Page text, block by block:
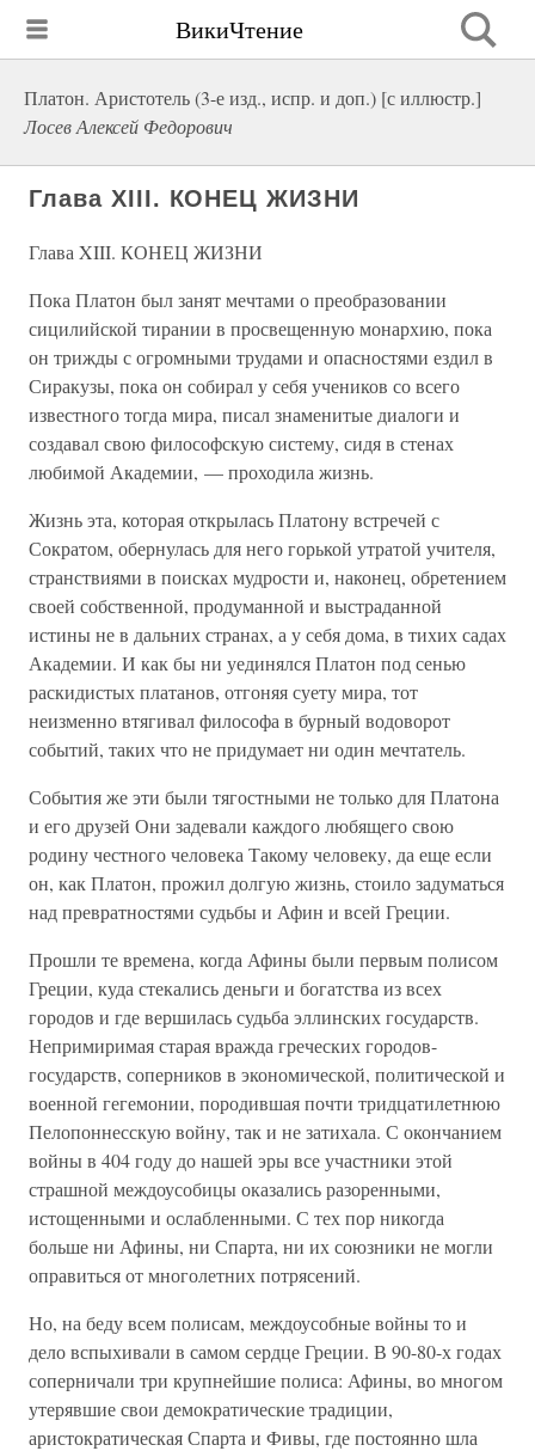
ВикиЧтение
Платон. Аристотель (3-е изд., испр. и доп.) [с иллюстр.]
Лосев Алексей Федорович
Глава XIII. КОНЕЦ ЖИЗНИ
Глава XIII. КОНЕЦ ЖИЗНИ
Пока Платон был занят мечтами о преобразовании
сицилийской тирании в просвещенную монархию, пока
он трижды с огромными трудами и опасностями ездил в
Сиракузы, пока он собирал у себя учеников со всего
известного тогда мира, писал знаменитые диалоги и
создавал свою философскую систему, сидя в стенах
любимой Академии, — проходила жизнь.
Жизнь эта, которая открылась Платону встречей с
Сократом, обернулась для него горькой утратой учителя,
странствиями в поисках мудрости и, наконец, обретением
своей собственной, продуманной и выстраданной
истины не в дальних странах, а у себя дома, в тихих садах
Академии. И как бы ни уединялся Платон под сенью
раскидистых платанов, отгоняя суету мира, тот
неизменно втягивал философа в бурный водоворот
событий, таких что не придумает ни один мечтатель.
События же эти были тягостными не только для Платона
и его друзей Они задевали каждого любящего свою
родину честного человека Такому человеку, да еще если
он, как Платон, прожил долгую жизнь, стоило задуматься
над превратностями судьбы и Афин и всей Греции.
Прошли те времена, когда Афины были первым полисом
Греции, куда стекались деньги и богатства из всех
городов и где вершилась судьба эллинских государств.
Непримиримая старая вражда греческих городов-
государств, соперников в экономической, политической и
военной гегемонии, породившая почти тридцатилетнюю
Пелопоннесскую войну, так и не затихала. С окончанием
войны в 404 году до нашей эры все участники этой
страшной междоусобицы оказались разоренными,
истощенными и ослабленными. С тех пор никогда
больше ни Афины, ни Спарта, ни их союзники не могли
оправиться от многолетних потрясений.
Но, на беду всем полисам, междоусобные войны то и
дело вспыхивали в самом сердце Греции. В 90-80-х годах
соперничали три крупнейшие полиса: Афины, во многом
утерявшие свои демократические традиции,
аристократическая Спарта и Фивы, где постоянно шла